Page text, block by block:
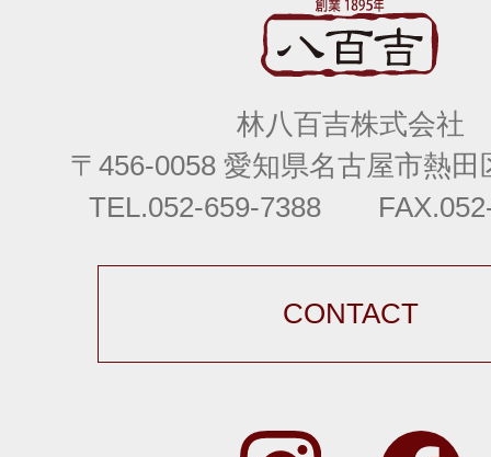
林八百吉株式会社
〒456-0058 愛知県名古屋市熱田
TEL.052-659-7388
CONTACT